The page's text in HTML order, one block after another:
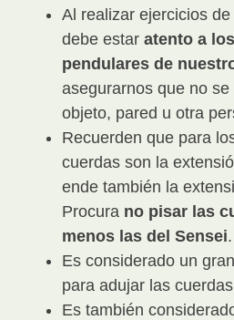
Al realizar ejercicios
debe estar atento a
pendulares de
asegurarnos que no
objeto, pared u otra
Recuerden que para
cuerdas son la
ende también la
Procura no pisar las
menos las del Sensei.
Es considerado un
para adujar las
Es también